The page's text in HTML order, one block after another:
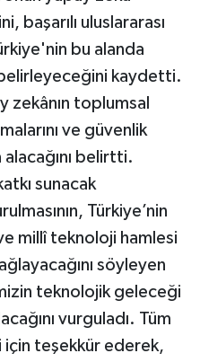
başarılı uluslararası
bu alanda
belirleyeceğini kaydetti.
zekânın toplumsal
ve güvenlik
belirtti.
sunacak
Türkiye’nin
millî teknoloji hamlesi
söyleyen
teknolojik geleceği
vurguladı. Tüm
teşekkür ederek,